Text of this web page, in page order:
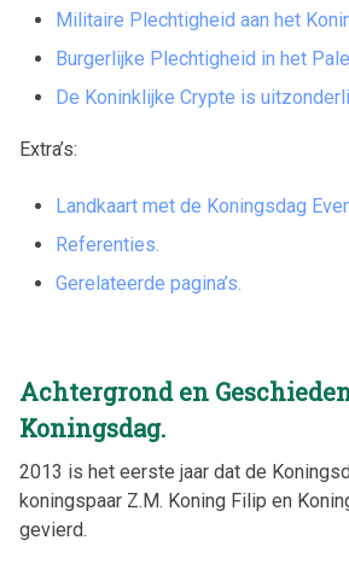
Militaire Plechtigheid aan het
Burgerlijke Plechtigheid in het
De Koninklijke Crypte is
Extra’s:
Landkaart met de Koningsdag
Referenties.
Gerelateerde pagina’s.
Achtergrond en
Koningsdag.
2013 is het eerste jaar dat de
koningspaar Z.M. Koning Filip en
gevierd.